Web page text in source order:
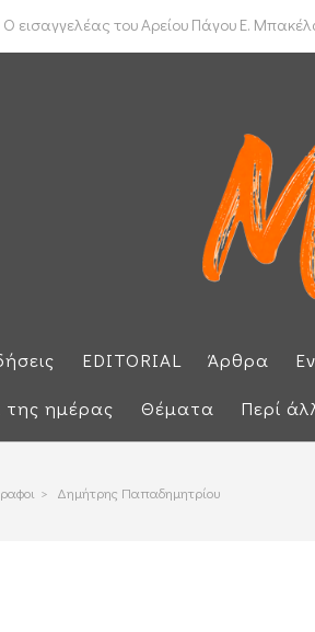
Ο εισαγγελέας του Αρείου Πάγου Ε.
ΟΟΣΑ: Στην τελευταία θέση η Ελλάδα για
EDITORIAL Άρθρα
ημέρας
Θέματα Περί
> Δημήτρης Παπαδημητρίου